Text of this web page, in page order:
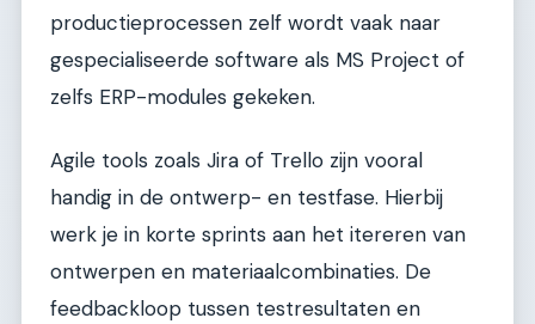
productieprocessen zelf wordt vaak naar
gespecialiseerde software als MS Project of
zelfs ERP-modules gekeken.
Agile tools zoals Jira of Trello zijn vooral
handig in de ontwerp- en testfase. Hierbij
werk je in korte sprints aan het itereren van
ontwerpen en materiaalcombinaties. De
feedbackloop tussen testresultaten en